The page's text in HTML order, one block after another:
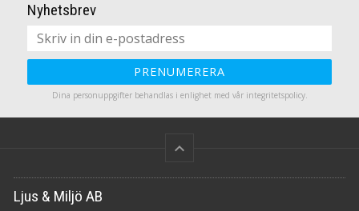
Nyhetsbrev
PRENUMERERA
Dina personuppgifter behandlas i enlighet med vår integritetspolicy.
keyboard_arrow_up
Ljus & Miljö AB